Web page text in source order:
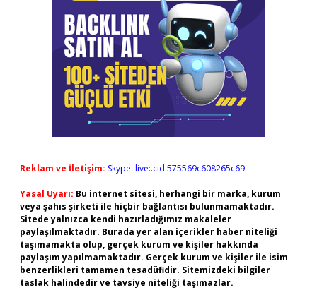
Reklam ve İletişim: Skype: live:.cid.575569c608265c69
Yasal Uyarı: Bu internet sitesi, herhangi bir marka, kurum
veya şahıs şirketi ile hiçbir bağlantısı bulunmamaktadır.
Sitede yalnızca kendi hazırladığımız makaleler
paylaşılmaktadır. Burada yer alan içerikler haber niteliği
taşımamakta olup, gerçek kurum ve kişiler hakkında
paylaşım yapılmamaktadır. Gerçek kurum ve kişiler ile isim
benzerlikleri tamamen tesadüfidir. Sitemizdeki bilgiler
taslak halindedir ve tavsiye niteliği taşımazlar.